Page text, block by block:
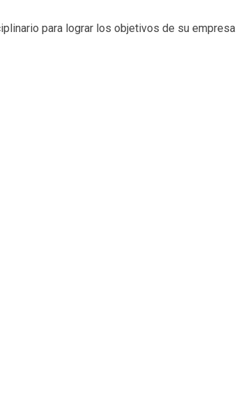
para lograr los objetivos de su empresa